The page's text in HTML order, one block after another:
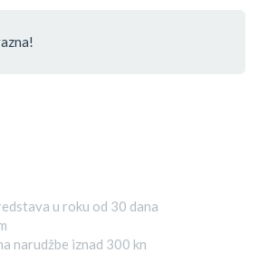
u roku od 30 dana
narudžbe iznad 300 kn